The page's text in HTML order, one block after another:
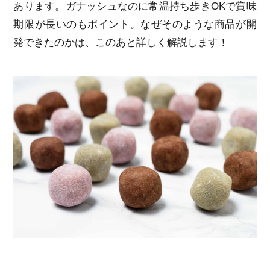
あります。ガナッシュなのに常温持ち歩きOKで賞味
期限が長いのもポイント。なぜそのような商品が開
発できたのかは、このあと詳しく解説します！